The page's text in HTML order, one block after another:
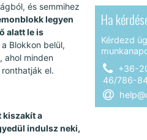
és semmihez
legyen
alatt le is
Blokkon belül,
ahol minden
el.
kiszakít a
indulsz neki,
Ha
Kérdezd
+36-
46/786-